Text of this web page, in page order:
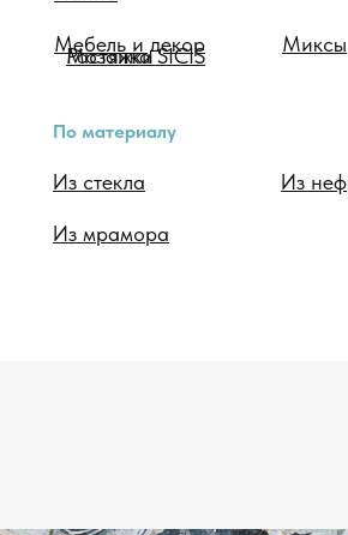
Мебель и декор
Мозаика SICIS Миксы
Растяжки
По материалу
Из стекла Из
Из мрамора